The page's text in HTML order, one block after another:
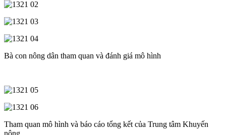
Bà con nông dân tham quan và đánh giá mô hình
Tham quan mô hình và báo cáo tổng kết của Trung tâm Khuyến